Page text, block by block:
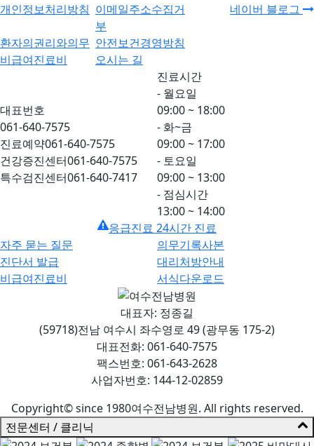
개인정보처리방침 이메일주소수집거
부
환자의권리와의무 안전보건경영방침
비급여진료비
오시는 길
네이버 블로그
대표번호
061-640-7575
진료예약061-640-7575
건강증진센터061-640-7575
특수검진센터061-640-7417
진료시간
- 월요일
09:00 ~ 18:00
- 화~금
09:00 ~ 17:00
- 토요일
09:00 ~ 13:00
- 점심시간
13:00 ~ 14:00
응급진료 24시간 진료
자주 묻는 질문
의무기록사본
진단서 발급
대리처방안내
비급여진료비
서식다운로드
대표자: 정종길
(59718)전남 여수시 좌수영로 49 (광무동 175-2)
대표전화: 061-640-7575
팩스번호: 061-643-2628
사업자번호: 144-12-02859
Copyright© since 1980여수전남병원. All rights reserved.
전문센터 / 클리닉